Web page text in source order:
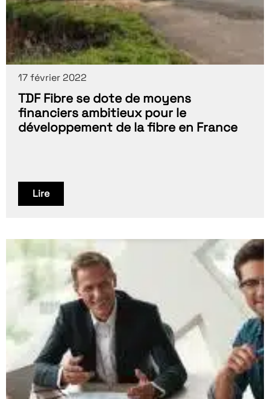
17 février 2022
TDF Fibre se dote de moyens
financiers ambitieux pour le
développement de la fibre en France
Lire